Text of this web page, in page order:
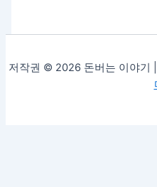
저작권 © 2026 돈버는 이야기